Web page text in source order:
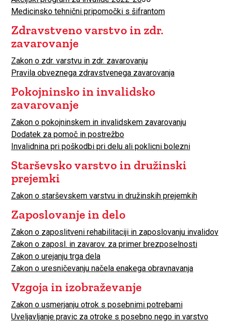
Medicinsko tehnični pripomočki s šifrantom
Zdravstveno varstvo in zdr.
zavarovanje
Zakon o zdr. varstvu in zdr. zavarovanju
Pravila obveznega zdravstvenega zavarovanja
Pokojninsko in invalidsko
zavarovanje
Zakon o pokojninskem in invalidskem zavarovanju
Dodatek za pomoč in postrežbo
Invalidnina pri poškodbi pri delu ali poklicni bolezni
Starševsko varstvo in družinski
prejemki
Zakon o starševskem varstvu in družinskih prejemkih
Zaposlovanje in delo
Zakon o zaposlitveni rehabilitaciji in zaposlovanju invalidov
Zakon o zaposl. in zavarov. za primer brezposelnosti
Zakon o urejanju trga dela
Zakon o uresničevanju načela enakega obravnavanja
Vzgoja in izobraževanje
Zakon o usmerjanju otrok s posebnimi potrebami
Uveljavljanje pravic za otroke s posebno nego in varstvo